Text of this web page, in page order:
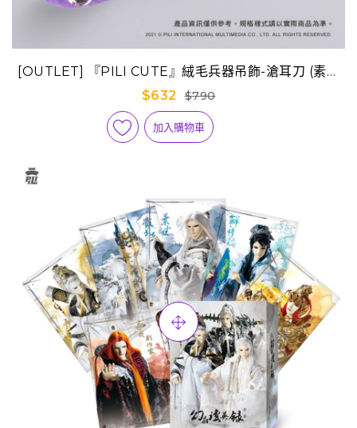
[OUTLET] 『PILI CUTE』絨毛兵器吊飾-滄耳刀 (素還
真)
$632 $790
加入購物車